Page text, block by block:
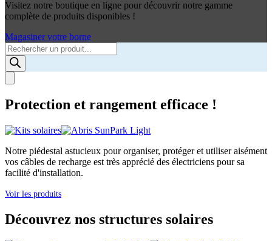
Visitez notre boutique en ligne pour découvrir notre gamme
complète de produits disponibles !
Magasiner votre borne
Products
search
Protection et rangement efficace !
Notre piédestal astucieux pour organiser, protéger et utiliser aisément
vos câbles de recharge est très apprécié des électriciens pour sa
facilité d'installation.
Voir les produits
Découvrez nos structures solaires